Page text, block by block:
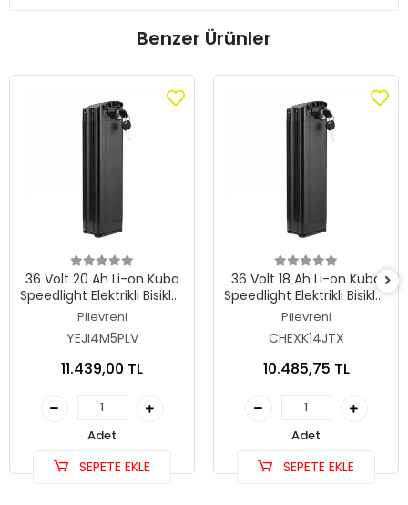
Benzer Ürünler
36 Volt 20 Ah Li-on Kuba
Speedlight Elektrikli Bisiklet
Orjinal Kutulu Batarya
Pilevreni
YEJI4M5PLV
11.439,00 TL
Adet
SEPETE EKLE
36 Volt 18 Ah Li-on Kuba
Speedlight Elektrikli Bisiklet
Orjinal Kutulu Batarya
Pilevreni
CHEXK14JTX
10.485,75 TL
Adet
SEPETE EKLE